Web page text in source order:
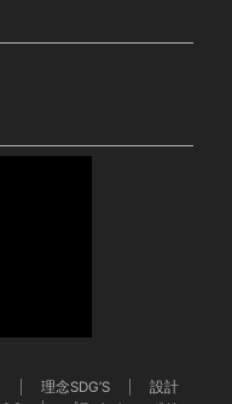
理念SDG’S
設計